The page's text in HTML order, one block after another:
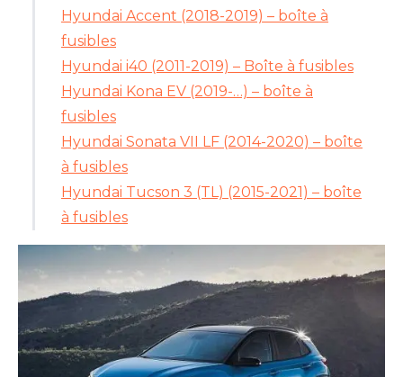
Hyundai Accent (2018-2019) – boîte à
fusibles
Hyundai i40 (2011-2019) – Boîte à fusibles
Hyundai Kona EV (2019-…) – boîte à
fusibles
Hyundai Sonata VII LF (2014-2020) – boîte
à fusibles
Hyundai Tucson 3 (TL) (2015-2021) – boîte
à fusibles